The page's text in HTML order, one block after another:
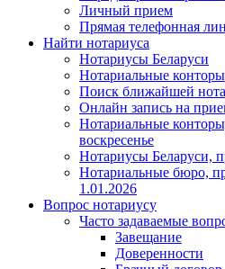
Личный прием
Прямая телефонная
Найти нотариуса
Нотариусы Беларуси
Нотариальные конторы
Поиск ближайшей
Онлайн запись на
Нотариальные
воскресенье
Нотариусы Беларуси,
Нотариальные бюро,
1.01.2026
Вопрос нотариусу
Часто задаваемые
Завещание
Доверенности